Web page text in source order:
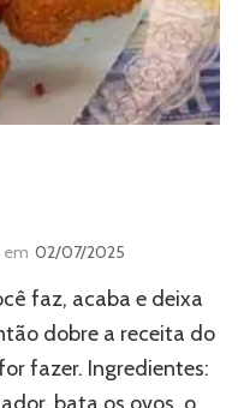
em 02/07/2025
faz, acaba e deixa
dobre a receita do
fazer. Ingredientes: